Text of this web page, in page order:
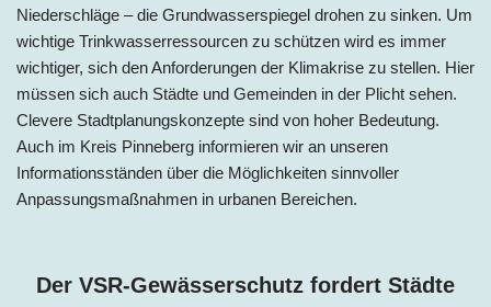
Niederschläge – die Grundwasserspiegel drohen zu sinken. Um
wichtige Trinkwasserressourcen zu schützen wird es immer
wichtiger, sich den Anforderungen der Klimakrise zu stellen. Hier
müssen sich auch Städte und Gemeinden in der Plicht sehen.
Clevere Stadtplanungskonzepte sind von hoher Bedeutung.
Auch im Kreis Pinneberg informieren wir an unseren
Informationsständen über die Möglichkeiten sinnvoller
Anpassungsmaßnahmen in urbanen Bereichen.
Der VSR-Gewässerschutz fordert Städte